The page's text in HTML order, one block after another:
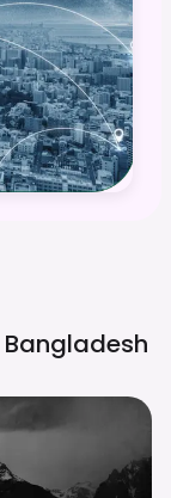
Bangladesh